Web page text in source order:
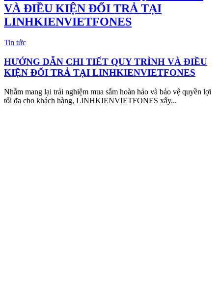
VÀ ĐIỀU KIỆN ĐỔI TRẢ TẠI
LINHKIENVIETFONES
Tin tức
HƯỚNG DẪN CHI TIẾT QUY TRÌNH VÀ ĐIỀU
KIỆN ĐỔI TRẢ TẠI LINHKIENVIETFONES
Nhằm mang lại trải nghiệm mua sắm hoàn hảo và bảo vệ quyền lợi
tối đa cho khách hàng, LINHKIENVIETFONES xây...